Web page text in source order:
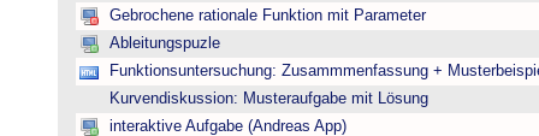
Gebrochene rationale Funktion mit Parameter
Ableitungspuzle
Funktionsuntersuchung: Zusammmenfassung +
Kurvendiskussion: Musteraufgabe mit Lösung
interaktive Aufgabe (Andreas App)